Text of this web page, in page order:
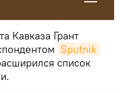
Кавказа Грант
Sputnik
список